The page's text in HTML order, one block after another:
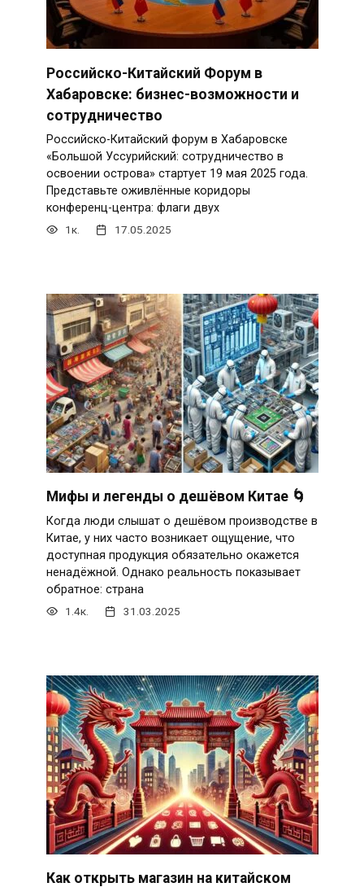
Российско-Китайский Форум в
Хабаровске: бизнес-возможности и
сотрудничество
Российско-Китайский форум в Хабаровске
«Большой Уссурийский: сотрудничество в
освоении острова» стартует 19 мая 2025 года.
Представьте оживлённые коридоры
конференц-центра: флаги двух
1к. 17.05.2025
Мифы и легенды о дешёвом Китае 🌀
Когда люди слышат о дешёвом производстве в
Китае, у них часто возникает ощущение, что
доступная продукция обязательно окажется
ненадёжной. Однако реальность показывает
обратное: страна
1.4к. 31.03.2025
Как открыть магазин на китайском